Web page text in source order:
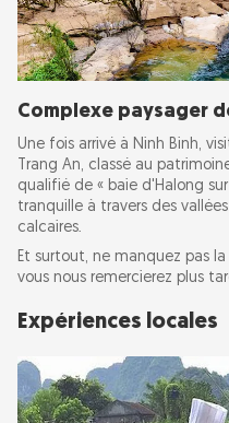
Complexe paysager
Une fois arrivé à Ninh Binh,
Trang An, classé au
qualifié de « baie d'Halong
tranquille à travers des
calcaires.
Et surtout, ne manquez pas la
vous nous remercierez plus
Expériences locales